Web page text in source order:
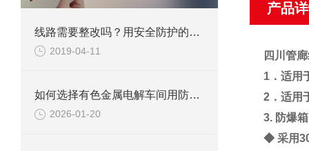
线路需要整改吗？用安全防护的二工防爆正压型防爆配电柜！
2019-04-11
如何选择有色金属电解车间用防爆柜？
2026-01-20
产品
四川管
1．适用
2．适用
3. 防爆
◆ 采用